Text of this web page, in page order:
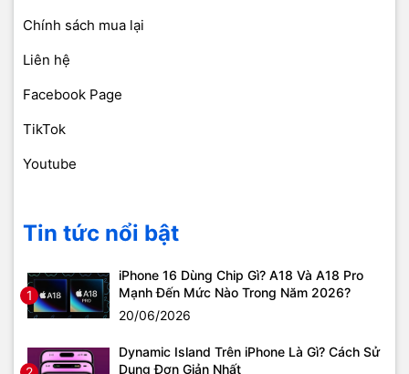
Chính sách mua lại
Liên hệ
Facebook Page
TikTok
Youtube
Tin tức nổi bật
1
iPhone 16 Dùng Chip Gì? A18 Và A18 Pro
Mạnh Đến Mức Nào Trong Năm 2026?
20/06/2026
Dynamic Island Trên iPhone Là Gì? Cách Sử
Dụng Đơn Giản Nhất